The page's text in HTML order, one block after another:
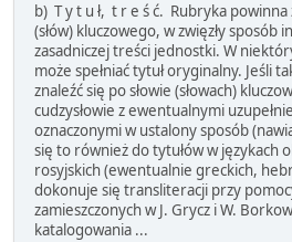
b) T y t u ł, t r e ś ć. Rubryka powinna
(słów) kluczowego, w zwięzły sposób
zasadniczej treści jednostki. W
może spełniać tytuł oryginalny. Jeśli
znaleźć się po słowie (słowach)
cudzysłowie z ewentualnymi
oznaczonymi w ustalony sposób
się to również do tytułów w językach
rosyjskich (ewentualnie greckich,
dokonuje się transliteracji przy
zamieszczonych w J. Grycz i W.
katalogowania ...